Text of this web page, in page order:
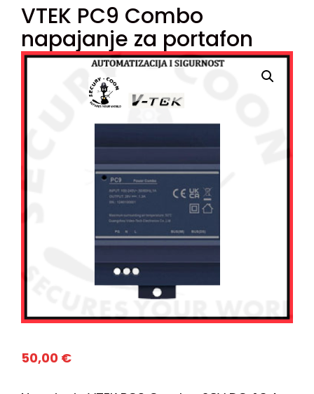
VTEK PC9 Combo
napajanje za portafon
50,00 €